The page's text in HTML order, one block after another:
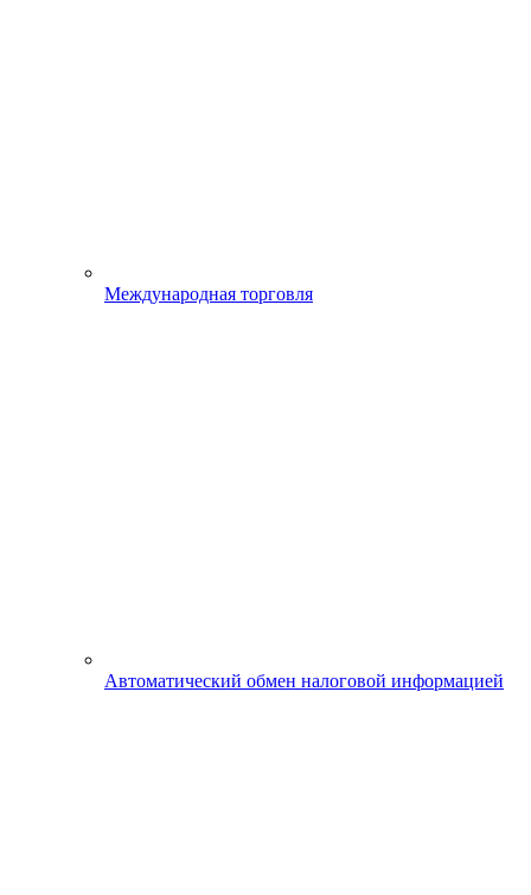
Международная торговля
Автоматический обмен налоговой информацией